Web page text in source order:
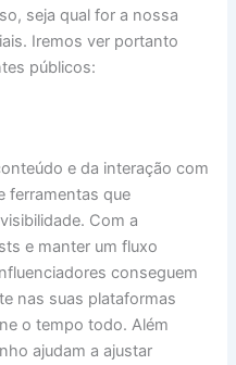
seja qual for a nossa
Iremos ver portanto
públicos:
e da interação com
ferramentas que
Com a
e manter um fluxo
conseguem
nas suas plataformas
o tempo todo. Além
ajudam a ajustar